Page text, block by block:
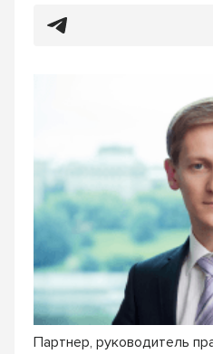
Партнер, руководитель